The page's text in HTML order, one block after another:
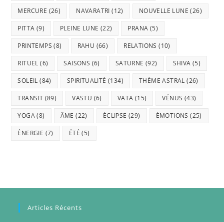
MERCURE (26) NAVARATRI (12) NOUVELLE LUNE (26)
PITTA (9) PLEINE LUNE (22) PRANA (5)
PRINTEMPS (8) RAHU (66) RELATIONS (10)
RITUEL (6) SAISONS (6) SATURNE (92) SHIVA (5)
SOLEIL (84) SPIRITUALITÉ (134) THÈME ASTRAL (26)
TRANSIT (89) VASTU (6) VATA (15) VÉNUS (43)
YOGA(8) ÂME (22) ÉCLIPSE (29) ÉMOTIONS (25)
ÉNERGIE (7) ÉTÉ (5)
Articles Récents